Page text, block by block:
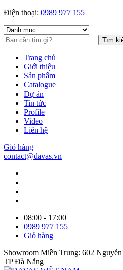
Điện thoại: 0989 977 155
Tìm
Trang chủ
Giới thiệu
Sản phẩm
Catalogue
Dự án
Tin tức
Profile
Video
Liên hệ
Giỏ hàng
contact@davas.vn
08:00 - 17:00
0989 977 155
Giỏ hàng
Showroom Miền Trung: 602
TP Đà Nẵng